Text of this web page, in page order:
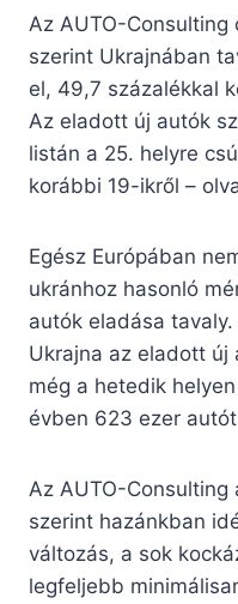
Az AUTO-
szerint Ukrajnában
el, 49,7 százalékkal
Az eladott új autók
listán a 25. helyre
korábbi 19-ikről –
Egész Európában
ukránhoz hasonló
autók eladása tavaly.
Ukrajna az eladott
még a hetedik
évben 623 ezer
Az AUTO-
szerint hazánkban
változás, a sok
legfeljebb